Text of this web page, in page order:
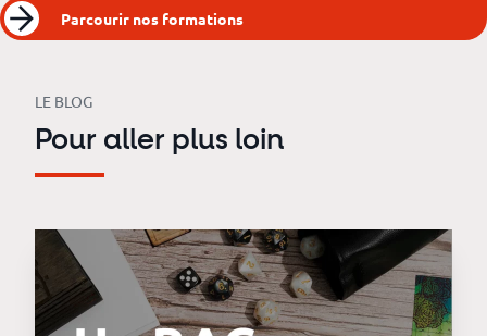
Parcourir nos formations
LE BLOG
Pour aller plus loin